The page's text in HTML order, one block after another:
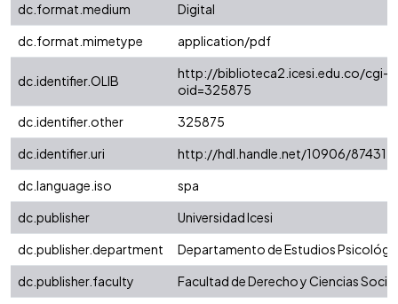
dc.format.medium
Digital
dc.format.mimetype
application/pdf
dc.identifier.OLIB
http://biblioteca2.icesi.edu.co/cgi-
oid=325875
dc.identifier.other
325875
dc.identifier.uri
http://hdl.handle.net/10906/87431
dc.language.iso
spa
dc.publisher
Universidad Icesi
dc.publisher.department
Departamento de Estudios
dc.publisher.faculty
Facultad de Derecho y Ciencias